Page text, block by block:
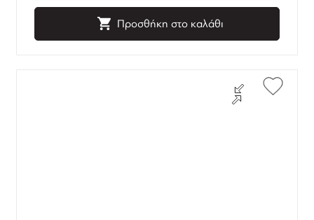
Προσθήκη στο καλάθι